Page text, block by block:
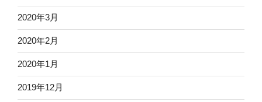
2020年3月
2020年2月
2020年1月
2019年12月